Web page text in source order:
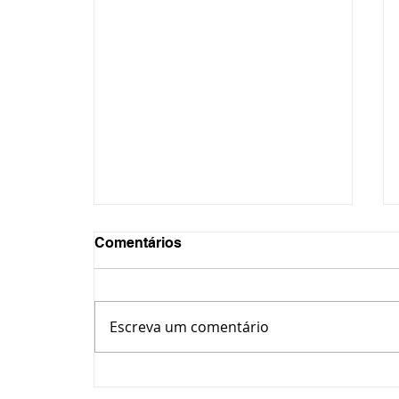
Comentários
Escreva um comentário